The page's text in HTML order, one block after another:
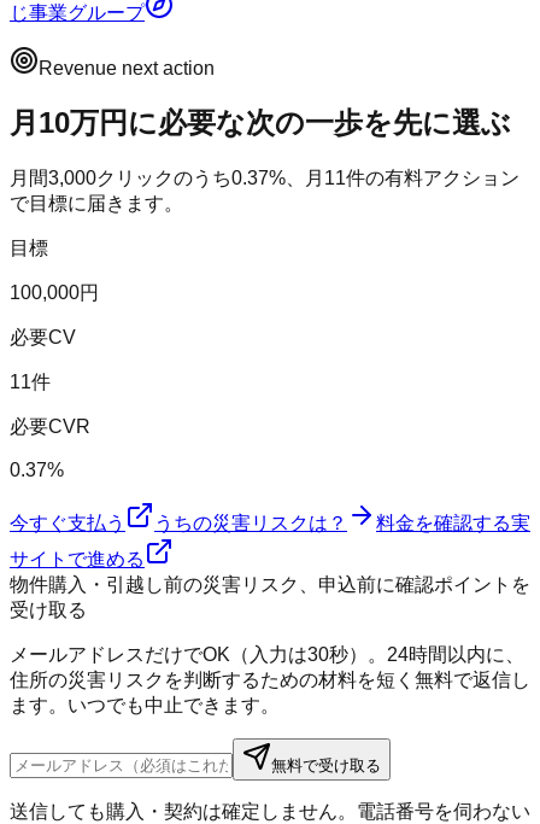
じ事業グループ
Revenue next action
月10万円に必要な次の一歩を先に選ぶ
月間3,000クリックのうち0.37%、月 11件の有料アクション
で目標に届きます。
目標
100,000円
必要CV
11件
必要CVR
0.37%
今すぐ支払う うちの災害リスクは？ 料金を確認する実
サイトで進める
物件購入・引越し前の災害リスク、申込前に確認ポイントを
受け取る
メールアドレスだけでOK（入力は30秒）。24時間以内に、
住所の災害リスクを判断するための材料を短く無料で返信し
ます。いつでも中止できます。
無料で受け取る
送信しても購入・契約は確定しません。電話番号を伺わない